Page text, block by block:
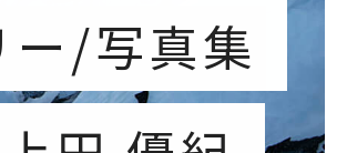
ー/写真集